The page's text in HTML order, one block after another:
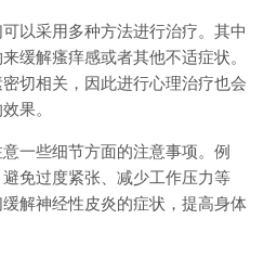
以采用多种方法进行治疗。其中
缓解瘙痒感或者其他不适症状。
切相关，因此进行心理治疗也会
果。
一些细节方面的注意事项。例
免过度紧张、减少工作压力等
解神经性皮炎的症状，提高身体